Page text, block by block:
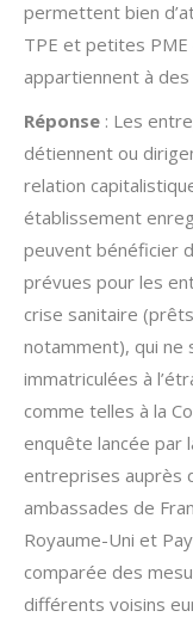
permettent bien
TPE et petites
appartiennent à
Réponse : Les
détiennent ou
relation
établissement
peuvent bénéficier
prévues pour les
crise sanitaire
notamment), qui ne
immatriculées à
comme telles à la
enquête lancée par
entreprises auprès
ambassades de
Royaume-Uni et
comparée des
différents voisins